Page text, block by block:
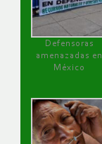
Defensoras
amenazadas en
México